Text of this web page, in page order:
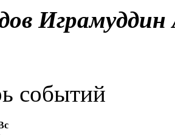
Играмуддин
событий